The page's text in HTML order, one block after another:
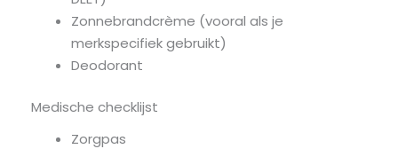
Zonnebrandcrème (vooral als je
merkspecifiek gebruikt)
Deodorant
Medische checklijst
Zorgpas